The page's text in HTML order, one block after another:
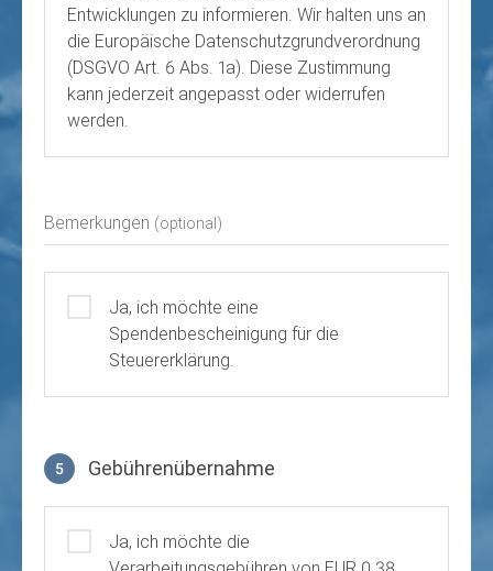
Entwicklungen zu informieren. Wir halten uns an
die Europäische Datenschutzgrundverordnung
(DSGVO Art. 6 Abs. 1a). Diese Zustimmung
kann jederzeit angepasst oder widerrufen
werden.
Bemerkungen (optional)
Ja, ich möchte eine
Spendenbescheinigung für die
Steuererklärung.
5 Gebührenübernahme
Ja, ich möchte die